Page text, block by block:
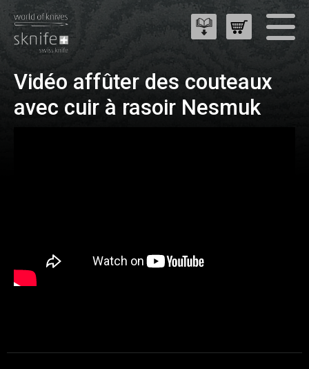
Vidéo affûter des couteaux
avec cuir à rasoir Nesmuk